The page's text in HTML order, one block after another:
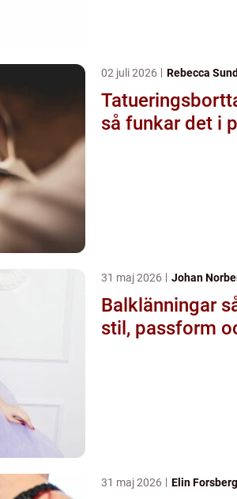
02 juli 2026 Rebecca
så funkar det i
31 maj 2026 Johan
Balklänningar så väljer du rätt
stil, passform
31 maj 2026 Elin Forsberg